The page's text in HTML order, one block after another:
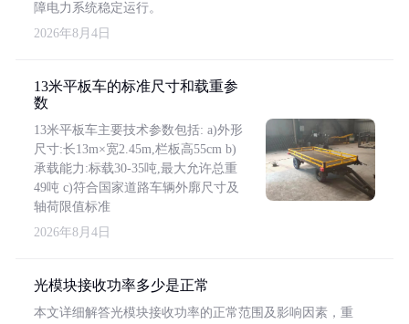
障电力系统稳定运行。
2026年8月4日
13米平板车的标准尺寸和载重参
数
13米平板车主要技术参数包括: a)外形
尺寸:长13m×宽2.45m,栏板高55cm b)
承载能力:标载30-35吨,最大允许总重
49吨 c)符合国家道路车辆外廓尺寸及
轴荷限值标准
2026年8月4日
光模块接收功率多少是正常
本文详细解答光模块接收功率的正常范围及影响因素，重